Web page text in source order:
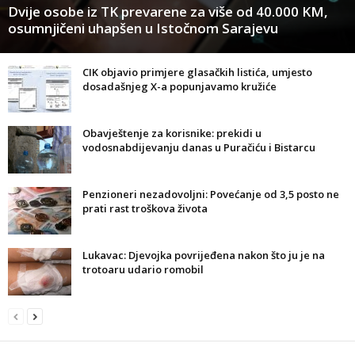
Dvije osobe iz TK prevarene za više od 40.000 KM,
osumnjičeni uhapšen u Istočnom Sarajevu
CIK objavio primjere glasačkih listića, umjesto
dosadašnjeg X-a popunjavamo kružiće
Obavještenje za korisnike: prekidi u
vodosnabdijevanju danas u Puračiću i Bistarcu
Penzioneri nezadovoljni: Povećanje od 3,5 posto ne
prati rast troškova života
Lukavac: Djevojka povrijeđena nakon što ju je na
trotoaru udario romobil